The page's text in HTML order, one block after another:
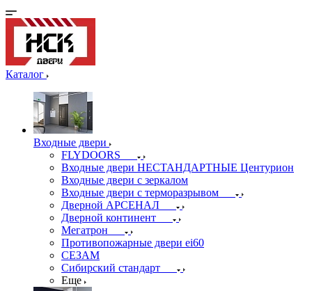
Каталог
Входные двери
FLYDOORS
Входные двери НЕСТАНДАРТНЫЕ Центурион
Входные двери с зеркалом
Входные двери с терморазрывом
Дверной АРСЕНАЛ
Дверной континент
Мегатрон
Противопожарные двери ei60
СЕЗАМ
Сибирский стандарт
Еще